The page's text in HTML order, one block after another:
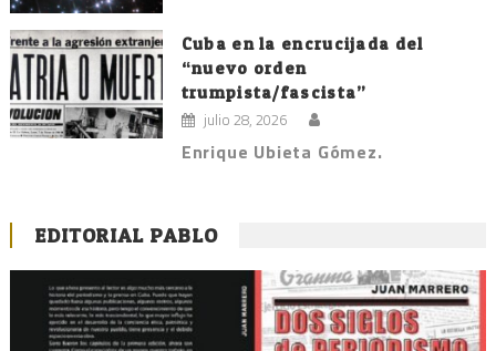
Cuba en la encrucijada del
“nuevo orden
trumpista/fascista”
julio 28, 2026
Enrique Ubieta Gómez.
EDITORIAL PABLO